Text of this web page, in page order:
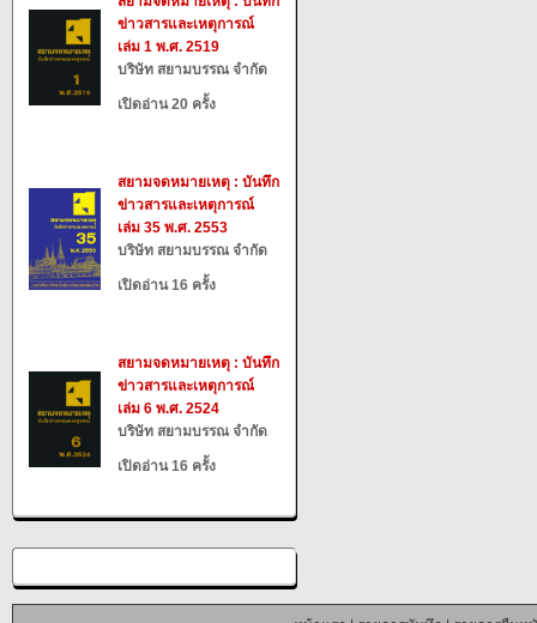
ข่าวสารและเหตุการณ์
เล่ม 1 พ.ศ. 2519
บริษัท สยามบรรณ จำกัด
เปิดอ่าน 20 ครั้ง
สยามจดหมายเหตุ : บันทึก
ข่าวสารและเหตุการณ์
เล่ม 35 พ.ศ. 2553
บริษัท สยามบรรณ จำกัด
เปิดอ่าน 16 ครั้ง
สยามจดหมายเหตุ : บันทึก
ข่าวสารและเหตุการณ์
เล่ม 6 พ.ศ. 2524
บริษัท สยามบรรณ จำกัด
เปิดอ่าน 16 ครั้ง